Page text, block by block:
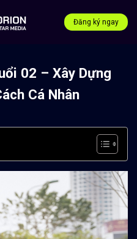
Đăng ký ngay
02 – Xây Dựng
Cá Nhân